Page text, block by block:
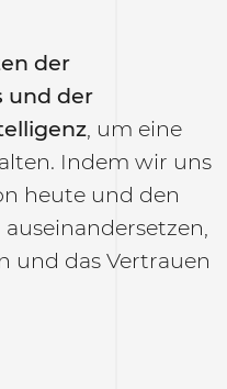
der
und der
, um eine
Indem wir uns
heute und den
und das Vertrauen